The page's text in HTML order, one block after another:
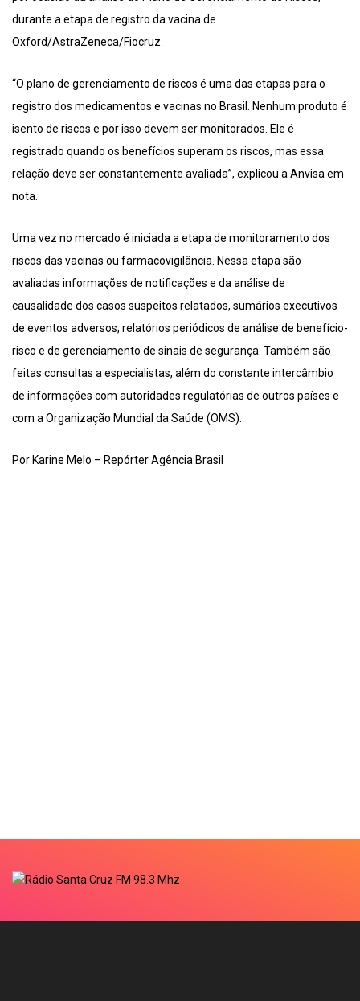
durante a etapa de registro da vacina de
Oxford/AstraZeneca/Fiocruz.
“O plano de gerenciamento de riscos é uma das etapas para o
registro dos medicamentos e vacinas no Brasil. Nenhum produto é
isento de riscos e por isso devem ser monitorados. Ele é
registrado quando os benefícios superam os riscos, mas essa
relação deve ser constantemente avaliada”, explicou a Anvisa em
nota.
Uma vez no mercado é iniciada a etapa de monitoramento dos
riscos das vacinas ou farmacovigilância. Nessa etapa são
avaliadas informações de notificações e da análise de
causalidade dos casos suspeitos relatados, sumários executivos
de eventos adversos, relatórios periódicos de análise de benefício-
risco e de gerenciamento de sinais de segurança. Também são
feitas consultas a especialistas, além do constante intercâmbio
de informações com autoridades regulatórias de outros países e
com a Organização Mundial da Saúde (OMS).
Por Karine Melo – Repórter Agência Brasil